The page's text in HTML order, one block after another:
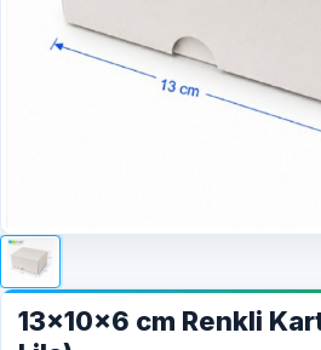
13x10x6 cm Renkli